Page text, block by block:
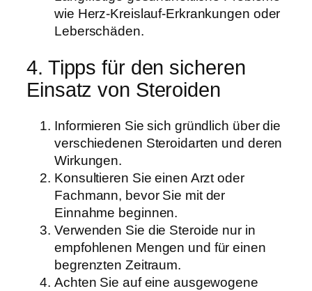
wie Herz-Kreislauf-Erkrankungen oder
Leberschäden.
4. Tipps für den sicheren
Einsatz von Steroiden
Informieren Sie sich gründlich über die
verschiedenen Steroidarten und deren
Wirkungen.
Konsultieren Sie einen Arzt oder
Fachmann, bevor Sie mit der
Einnahme beginnen.
Verwenden Sie die Steroide nur in
empfohlenen Mengen und für einen
begrenzten Zeitraum.
Achten Sie auf eine ausgewogene